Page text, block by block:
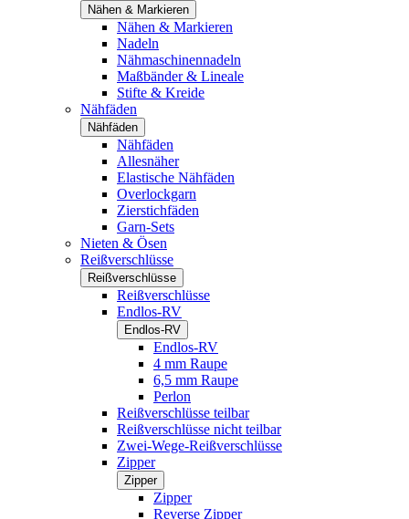
Nähen & Markieren
Nähen & Markieren
Nadeln
Nähmaschinennadeln
Maßbänder & Lineale
Stifte & Kreide
Nähfäden
Nähfäden
Nähfäden
Allesnäher
Elastische Nähfäden
Overlockgarn
Zierstichfäden
Garn-Sets
Nieten & Ösen
Reißverschlüsse
Reißverschlüsse
Reißverschlüsse
Endlos-RV
Endlos-RV
Endlos-RV
4 mm Raupe
6,5 mm Raupe
Perlon
Reißverschlüsse teilbar
Reißverschlüsse nicht teilbar
Zwei-Wege-Reißverschlüsse
Zipper
Zipper
Zipper
Reverse Zipper